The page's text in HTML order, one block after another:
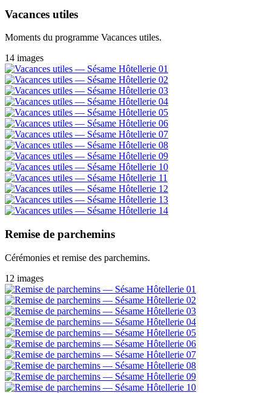
Vacances utiles
Moments du programme Vacances utiles.
14 images
Remise de parchemins
Cérémonies et remise des parchemins.
12 images